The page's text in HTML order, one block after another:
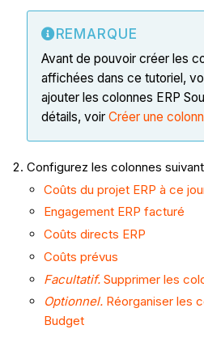
REMARQUE
Avant de pouvoir créer les
affichées dans ce tutoriel,
ajouter les colonnes ERP
détails, voir Créer une
Configurez les colonnes
Coûts du projet ERP à ce
Engagement ERP facturé
Coûts directs ERP
Coûts prévus
Facultatif.Supprimer les
Optionnel.Réorganiser les
Budget